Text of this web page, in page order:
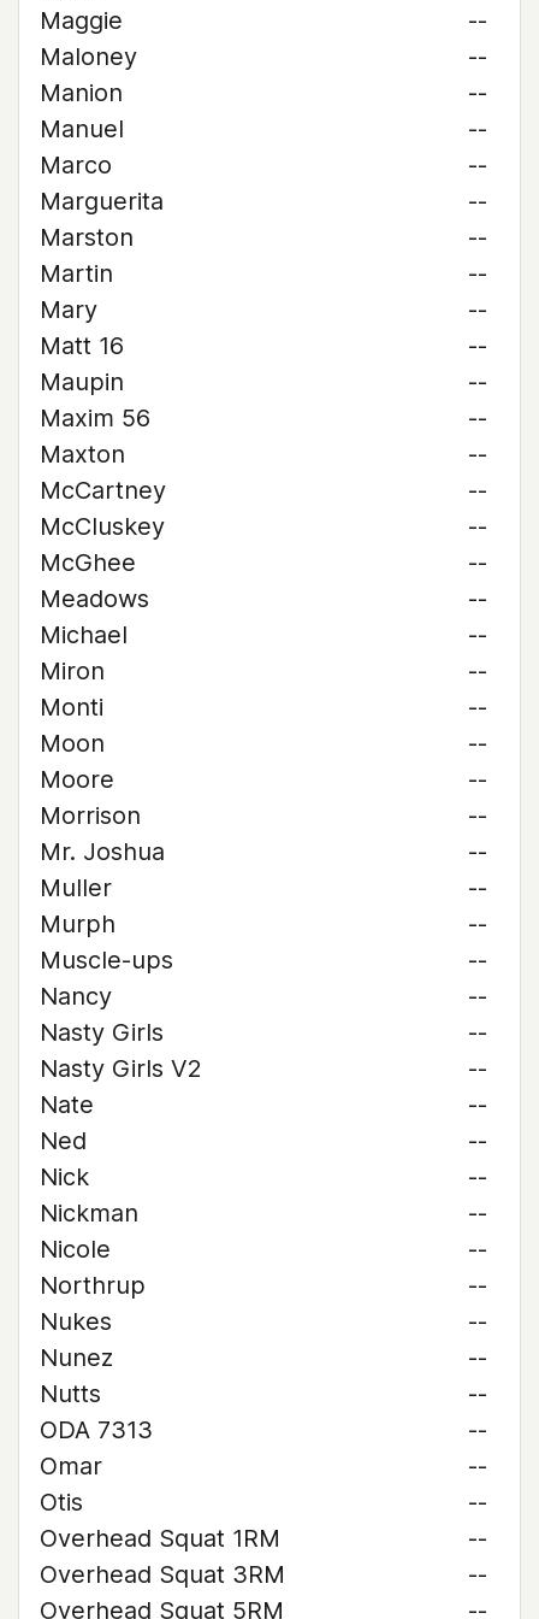
Maggie
--
Maloney
--
Manion
--
Manuel
--
Marco
--
Marguerita
--
Marston
--
Martin
--
Mary
--
Matt 16
--
Maupin
--
Maxim 56
--
Maxton
--
McCartney
--
McCluskey
--
McGhee
--
Meadows
--
Michael
--
Miron
--
Monti
--
Moon
--
Moore
--
Morrison
--
Mr. Joshua
--
Muller
--
Murph
--
Muscle-ups
--
Nancy
--
Nasty Girls
--
Nasty Girls V2
--
Nate
--
Ned
--
Nick
--
Nickman
--
Nicole
--
Northrup
--
Nukes
--
Nunez
--
Nutts
--
ODA 7313
--
Omar
--
Otis
--
Overhead Squat 1RM
--
Overhead Squat 3RM
--
Overhead Squat 5RM
--